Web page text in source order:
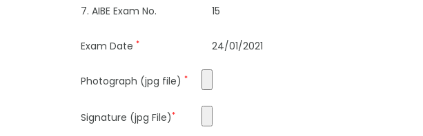
7. AIBE Exam No. 15
Exam Date * 24/01/2021
Photograph (jpg file) *
Signature (jpg File)*